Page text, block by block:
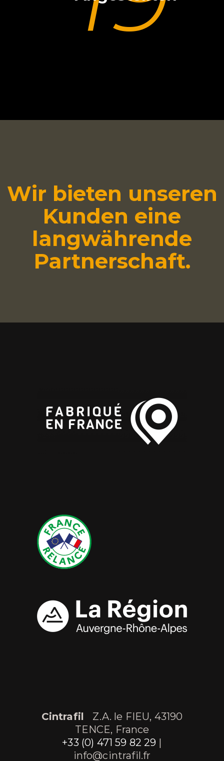
Wir bieten unseren
Kunden eine
langwährende
Partnerschaft.
Cintrafil
Z.A. le FIEU, 43190
TENCE, France
+33 (0) 471 59 82 29 |
info@cintrafil.fr